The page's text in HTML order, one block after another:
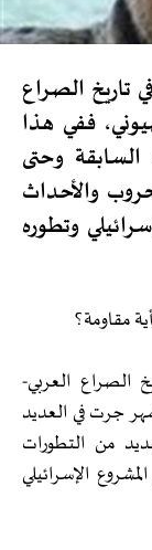
الصراع
ففي هذا
وحتى
والأحداث
وتطوره
الصراع العربي-
جرت في العديد
من التطورات
الإسرائيلي